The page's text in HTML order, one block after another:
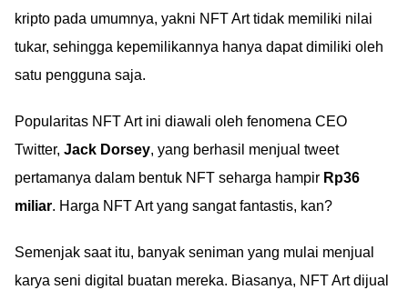
kripto pada umumnya, yakni NFT Art tidak memiliki nilai
tukar, sehingga kepemilikannya hanya dapat dimiliki oleh
satu pengguna saja.
Popularitas NFT Art ini diawali oleh fenomena CEO
Twitter, Jack Dorsey, yang berhasil menjual tweet
pertamanya dalam bentuk NFT seharga hampir Rp36
miliar. Harga NFT Art yang sangat fantastis, kan?
Semenjak saat itu, banyak seniman yang mulai menjual
karya seni digital buatan mereka. Biasanya, NFT Art dijual